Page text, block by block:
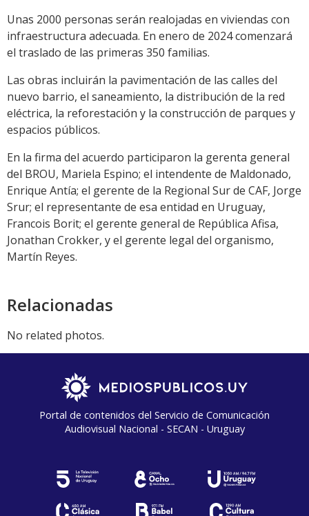
Unas 2000 personas serán realojadas en viviendas con
infraestructura adecuada. En enero de 2024 comenzará
el traslado de las primeras 350 familias.
Las obras incluirán la pavimentación de las calles del
nuevo barrio, el saneamiento, la distribución de la red
eléctrica, la reforestación y la construcción de parques y
espacios públicos.
En la firma del acuerdo participaron la gerenta general
del BROU, Mariela Espino; el intendente de Maldonado,
Enrique Antía; el gerente de la Regional Sur de CAF, Jorge
Srur; el representante de esa entidad en Uruguay,
Francois Borit; el gerente general de República Afisa,
Jonathan Crokker, y el gerente legal del organismo,
Martín Reyes.
Relacionadas
No related photos.
Portal de contenidos del Servicio de Comunicación
Audiovisual Nacional - SECAN - Uruguay